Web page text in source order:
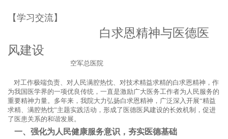
【学习交流】
白求恩精神与医德医
风建设
空军总医院
对工作极端负责、对人民满腔热忱、对技术精益求精的白求恩精神，作
为我国医学界的一项优良传统，一直是激励广大医务工作者为人民服务的
重要精神力量。多年来，我院大力弘扬白求恩精神，广泛深入开展“精益
求精、满腔热忱”主题实践活动，形成了医德医风建设的长效机制，促进
了医患关系的和谐发展。
一、强化为人民健康服务意识，夯实医德基础